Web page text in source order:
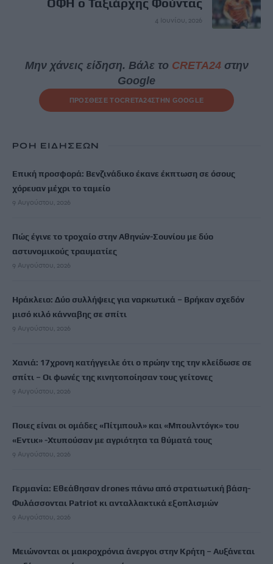
4 Ιουνίου, 2026
Μην χάνεις είδηση. Βάλε το CRETA24στην
Google
ΠΡΟΣΘΕΣΕ ΤΟCRETA24ΣΤΗΝ GOOGLE
ΡΟΗ ΕΙΔΗΣΕΩΝ
Επική προσφορά: Βενζινάδικο έκανε έκπτωση σε όσους
χόρευαν μέχρι το ταμείο
9 Αυγούστου, 2026
Πώς έγινε το τροχαίο στην Αθηνών-Σουνίου με δύο
αστυνομικούς τραυματίες
9 Αυγούστου, 2026
Ηράκλειο: Δύο συλλήψεις για ναρκωτικά – Βρήκαν σχεδόν
μισό κιλό κάνναβης σε σπίτι
9 Αυγούστου, 2026
Χανιά: 17χρονη κατήγγειλε ότι ο πρώην της την κλείδωσε σε
σπίτι – Οι φωνές της κινητοποίησαν τους γείτονες
9 Αυγούστου, 2026
Ποιες είναι οι ομάδες «Πίτμπουλ» και «Μπουλντόγκ» του
«Εντικ» -Χτυπούσαν με αγριότητα τα θύματά τους
9 Αυγούστου, 2026
Γερμανία: Εθεάθησαν drones πάνω από στρατιωτική βάση-
Φυλάσσονται Patriot κι ανταλλακτικά εξοπλισμών
9 Αυγούστου, 2026
Μειώνονται οι μακροχρόνια άνεργοι στην Κρήτη – Αυξάνεται